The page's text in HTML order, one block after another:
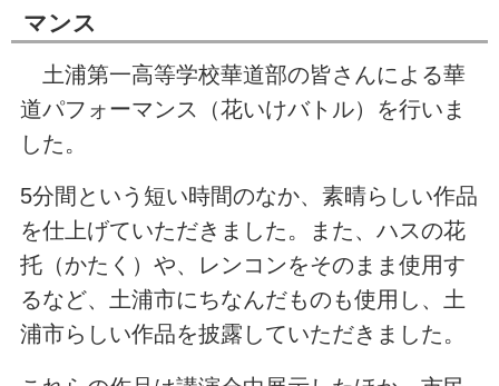
マンス
土浦第一高等学校華道部の皆さんによる華
道パフォーマンス（花いけバトル）を行いま
した。
5分間という短い時間のなか、素晴らしい作品
を仕上げていただきました。また、ハスの花
托（かたく）や、レンコンをそのまま使用す
るなど、土浦市にちなんだものも使用し、土
浦市らしい作品を披露していただきました。